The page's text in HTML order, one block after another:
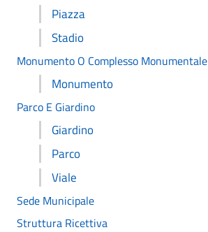
Piazza
Stadio
Monumento O Complesso Monumentale
Monumento
Parco E Giardino
Giardino
Parco
Viale
Sede Municipale
Struttura Ricettiva